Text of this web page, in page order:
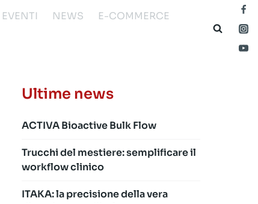
EVENTI NEWS
E-COMMERCE
Ultime news
ACTIVA Bioactive Bulk Flow
Trucchi del mestiere: semplificare il
workflow clinico
ITAKA: la precisione della vera